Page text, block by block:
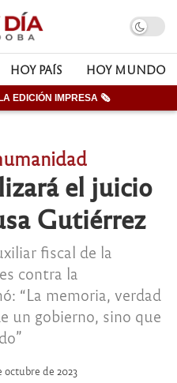
HOY PAÍS HOY MUNDO
EDICIÓN IMPRESA 🗞
el juicio
Gutiérrez
fiscal de la
contra la
“La memoria, verdad
un gobierno, sino que
octubre de 2023